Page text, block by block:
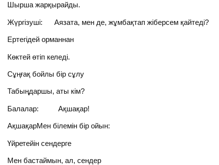
Шырша жарқырайды.
Жүргізуші: Аязата, мен де, жұмбақтап жіберсем қайтеді?
Ертегідей орманнан
Көктей өтіп келеді.
Сұңғақ бойлы бір сұлу
Табыңдаршы, аты кім?
Балалар: Ақшақар!
АқшақарМен білемін бір ойын:
Үйретейін сендерге
Мен бастаймын, ал, сендер